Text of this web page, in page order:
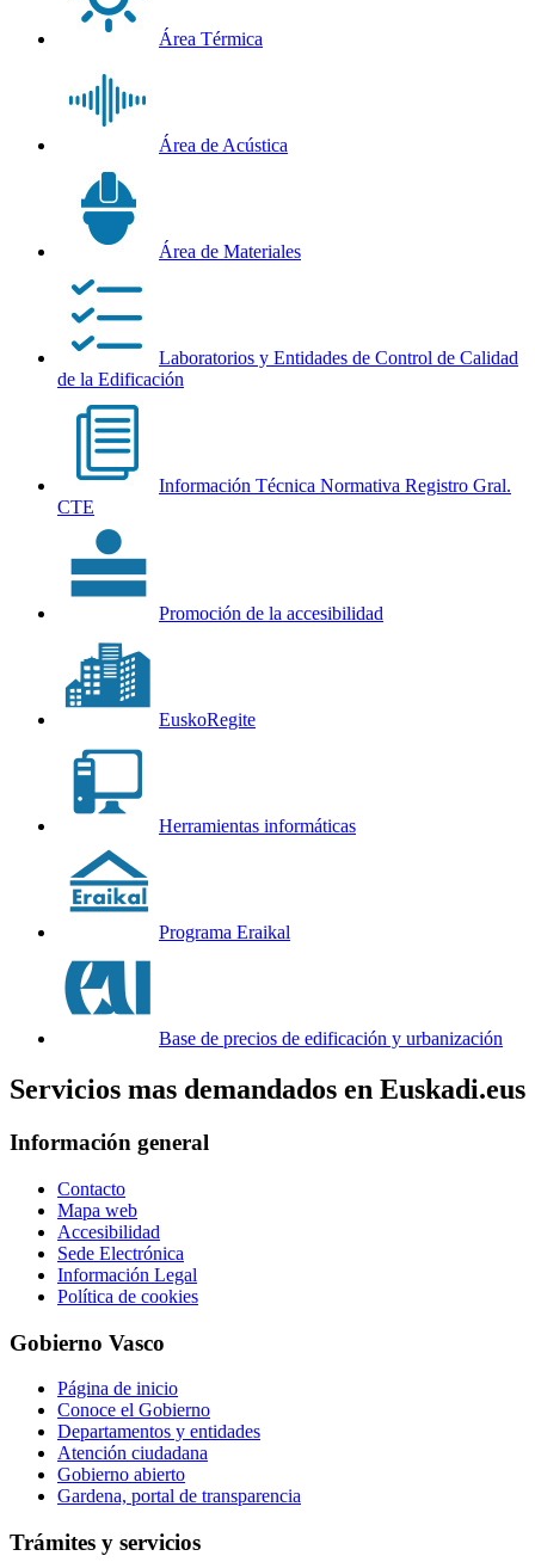
Área Térmica
Área de Acústica
Área de Materiales
Laboratorios y Entidades de Control de Calidad
de la Edificación
Información Técnica Normativa Registro Gral.
CTE
Promoción de la accesibilidad
EuskoRegite
Herramientas informáticas
Programa Eraikal
Base de precios de edificación y urbanización
Servicios mas demandados en Euskadi.eus
Información general
Contacto
Mapa web
Accesibilidad
Sede Electrónica
Información Legal
Política de cookies
Gobierno Vasco
Página de inicio
Conoce el Gobierno
Departamentos y entidades
Atención ciudadana
Gobierno abierto
Gardena, portal de transparencia
Trámites y servicios